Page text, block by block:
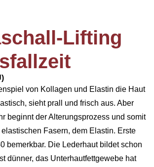
Lifting
von Kollagen und Elastin die Haut
sieht prall und frisch aus. Aber
beginnt der Alterungsprozess und somit
Fasern, dem Elastin. Erste
bemerkbar. Die Lederhaut bildet schon
dünner, das Unterhautfettgewebe hat